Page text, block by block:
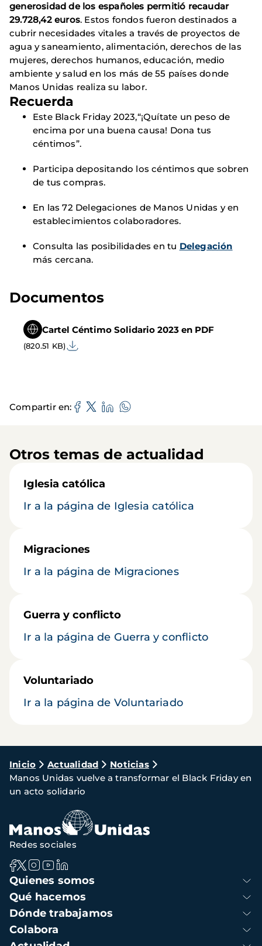
generosidad de los españoles permitió recaudar
29.728,42 euros. Estos fondos fueron destinados a
cubrir necesidades vitales a través de proyectos de
agua y saneamiento, alimentación, derechos de las
mujeres, derechos humanos, educación, medio
ambiente y salud en los más de 55 países donde
Manos Unidas realiza su labor.
Recuerda
Este Black Friday 2023,“¡Quítate un peso de
encima por una buena causa! Dona tus
céntimos”.
Participa depositando los céntimos que sobren
de tus compras.
En las 72 Delegaciones de Manos Unidas y en
establecimientos colaboradores.
Consulta las posibilidades en tu Delegación
más cercana.
Documentos
Cartel Céntimo Solidario 2023 en PDF
(820.51 KB)
Compartir en
Otros temas de actualidad
Iglesia católica
Ir a la página de Iglesia católica
Migraciones
Ir a la página de Migraciones
Guerra y conflicto
Ir a la página de Guerra y conflicto
Voluntariado
Ir a la página de Voluntariado
Ruta
de
navegación
Inicio Actualidad
Noticias
Manos Unidas vuelve a transformar el Black Friday en
un acto solidario
Navegación
principal
Quienes somos
Qué hacemos
Dónde trabajamos
Colabora
Redes sociales